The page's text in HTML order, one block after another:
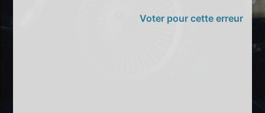
Voter pour cette erreur